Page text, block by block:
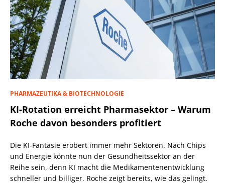
PHARMAZEUTIKA & BIOTECHNOLOGIE
KI-Rotation erreicht Pharmasektor – Warum
Roche davon besonders profitiert
Die KI-Fantasie erobert immer mehr Sektoren. Nach Chips
und Energie könnte nun der Gesundheitssektor an der
Reihe sein, denn KI macht die Medikamentenentwicklung
schneller und billiger. Roche zeigt bereits, wie das gelingt.